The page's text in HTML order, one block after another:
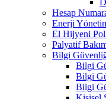
Hesap
Enerji
El Hijyeni
Palyatif
Bilgi
Bilgi
Bilgi
Bilgi